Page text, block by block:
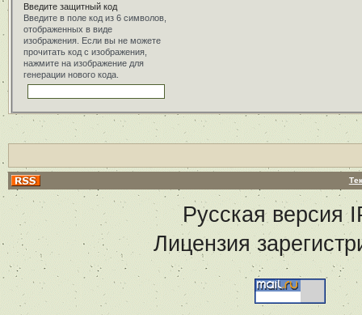
Введите защитный код
Введите в поле код из 6 символов,
отображенных в виде
изображения. Если вы не можете
прочитать код с изображения,
нажмите на изображение для
генерации нового кода.
Русская версия
Лицензия